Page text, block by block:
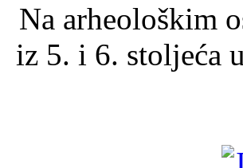
Na arheološkim
iz 5. i 6. stoljeća